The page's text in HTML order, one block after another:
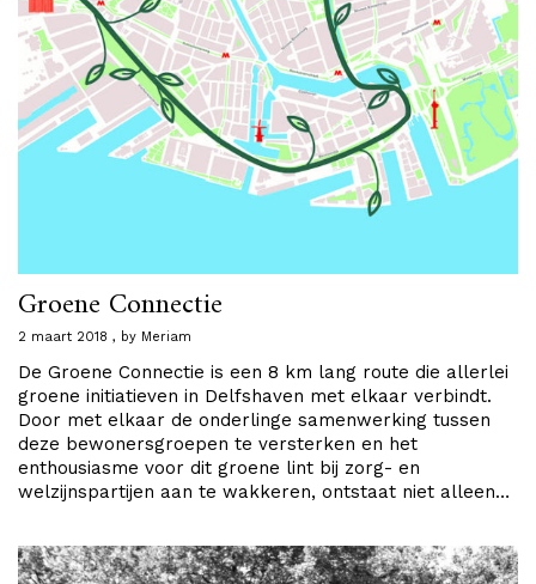
Groene Connectie
2 maart 2018 by Meriam
De Groene Connectie is een 8 km lang route die allerlei
groene initiatieven in Delfshaven met elkaar verbindt.
Door met elkaar de onderlinge samenwerking tussen
deze bewonersgroepen te versterken en het
enthousiasme voor dit groene lint bij zorg- en
welzijnspartijen aan te wakkeren, ontstaat niet alleen…